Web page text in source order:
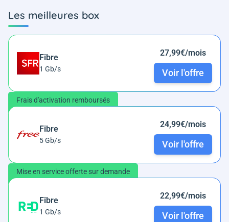
Les meilleures box
Fibre
1 Gb/s
27,99€/mois
Voir l'offre
Frais d'activation remboursés
Fibre
5 Gb/s
24,99€/mois
Voir l'offre
Mise en service offerte sur demande
Fibre
1 Gb/s
22,99€/mois
Voir l'offre